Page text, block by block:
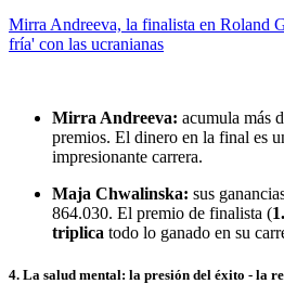
Mirra Andreeva, la finalista en Roland
fría' con las ucranianas
Mirra Andreeva: acumula más
premios. El dinero en la final es
impresionante carrera.
Maja Chwalinska: sus
864.030. El premio de finalista (
triplica todo lo ganado en su
4. La salud mental: la presión del éxito - la